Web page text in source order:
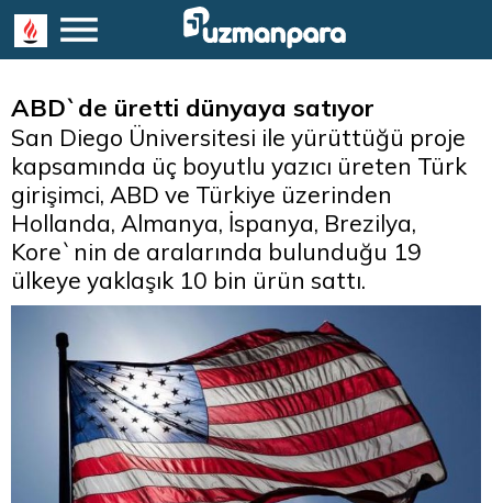
ABD`de üretti dünyaya satıyor
San Diego Üniversitesi ile yürüttüğü proje
kapsamında üç boyutlu yazıcı üreten Türk
girişimci, ABD ve Türkiye üzerinden
Hollanda, Almanya, İspanya, Brezilya,
Kore`nin de aralarında bulunduğu 19
ülkeye yaklaşık 10 bin ürün sattı.